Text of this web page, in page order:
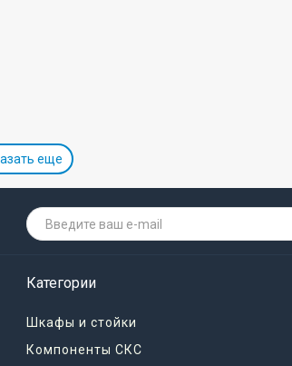
еще
Категории
Шкафы и стойки
Компоненты СКС